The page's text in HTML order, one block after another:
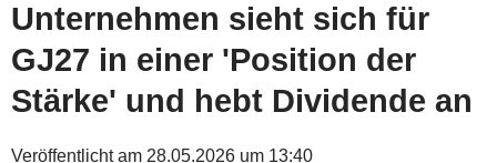
Unternehmen sieht sich für
GJ27 in einer 'Position der
Stärke' und hebt Dividende an
Veröffentlicht am 28.05.2026 um 13:40